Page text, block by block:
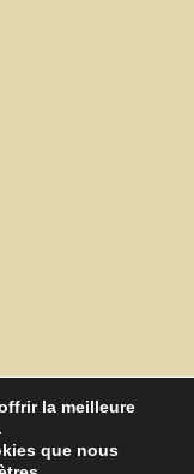
la meilleure
que nous